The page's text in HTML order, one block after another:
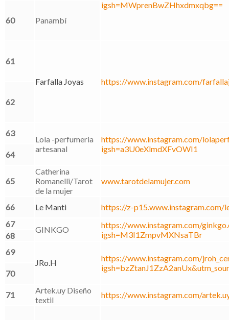
igsh=MWprenBwZHhxdmxqbg==
60
Panambí
61
Farfalla Joyas https://www.instagram.com/
62
63
Lola -perfumeria
artesanal
https://www.instagram.com/
igsh=a3U0eXlmdXFvOWI1
64
65
Catherina
Romanelli/Tarot
de la mujer
www.tarotdelamujer.com
66 Le Manti
https://z-p15.www.instagram.com/
67
GINKGO
https://www.instagram.com/
igsh=M3I1ZmpvMXNsaTBr
68
69
JRo.H
https://www.instagram.com/
70
71
Artek.uy Diseño
textil
https://www.instagram.com/